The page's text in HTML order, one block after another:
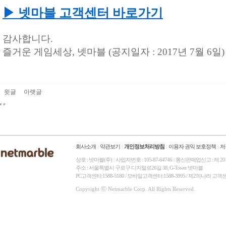
▶ 넷마블 고객센터 바로가기
감사합니다.
즐거운 게임세상, 넷마블 (공지일자 : 2017년 7월 6일)
윗글 아랫글
회사소개 약관보기 개인정보처리방침 이용자 권익 보호정책
상호 : 넷마블(주) 사업자번호 : 105-87-64746
통신판매업신고 : 제
주소 : 서울특별시 구로구 디지털로26길 38, G-Tower 넷마블
PC고객센터:1588-5180 / 모바일고객센터:1588-3995 / 제2의나라 고
Copyright ⓒ Netmarble Corp. All Rights Reserved.